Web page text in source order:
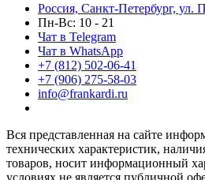
Россия, Санкт-Петербург, ул.
Пн-Вс: 10 - 21
Чат в Telegram
Чат в WhatsApp
+7 (812) 502-06-41
+7 (906) 275-58-03
info@frankardi.ru
Вся представленная на сайте
технических характеристик,
товаров, носит информационный
условиях не является публичной